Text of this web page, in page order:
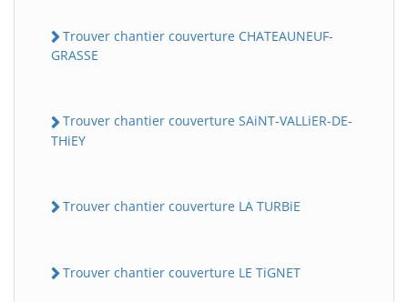
Trouver chantier couverture CHATEAUNEUF-
GRASSE
Trouver chantier couverture SAiNT-VALLiER-DE-
THiEY
Trouver chantier couverture LA TURBiE
Trouver chantier couverture LE TiGNET